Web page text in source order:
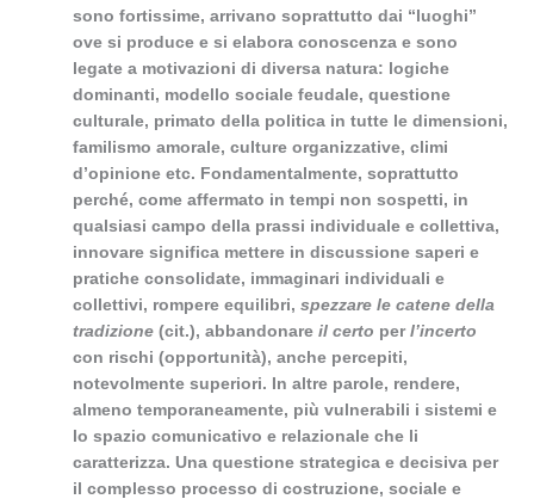
sono fortissime, arrivano soprattutto dai “luoghi”
ove si produce e si elabora conoscenza e sono
legate a motivazioni di diversa natura: logiche
dominanti, modello sociale feudale, questione
culturale, primato della politica in tutte le dimensioni,
familismo amorale, culture organizzative, climi
d’opinione etc. Fondamentalmente, soprattutto
perché, come affermato in tempi non sospetti, in
qualsiasi campo della prassi individuale e collettiva,
innovare significa mettere in discussione saperi e
pratiche consolidate, immaginari individuali e
collettivi, rompere equilibri,spezzare le catene della
tradizione (cit.), abbandonareil certo perl’incerto
con rischi (opportunità), anche percepiti,
notevolmente superiori. In altre parole, rendere,
almeno temporaneamente, più vulnerabili i sistemi e
lo spazio comunicativo e relazionale che li
caratterizza. Una questione strategica e decisiva per
il complesso processo di costruzione, sociale e